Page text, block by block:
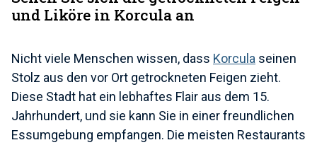
und Liköre in Korcula an
Nicht viele Menschen wissen, dass Korcula seinen
Stolz aus den vor Ort getrockneten Feigen zieht.
Diese Stadt hat ein lebhaftes Flair aus dem 15.
Jahrhundert, und sie kann Sie in einer freundlichen
Essumgebung empfangen. Die meisten Restaurants